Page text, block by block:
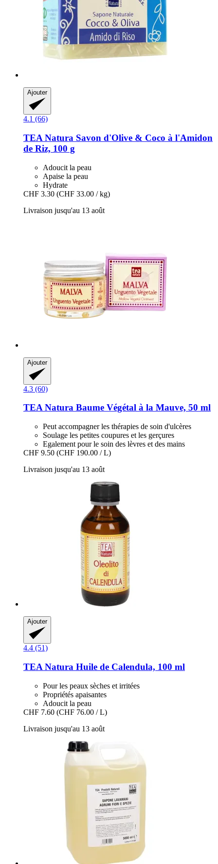
Ajouter
4.1 (66)
TEA Natura Savon d'Olive & Coco à l'Amidon
de Riz, 100 g
Adoucit la peau
Apaise la peau
Hydrate
CHF 3.30 (CHF 33.00 / kg)
Livraison jusqu'au 13 août
Ajouter
4.3 (60)
TEA Natura Baume Végétal à la Mauve, 50 ml
Peut accompagner les thérapies de soin d'ulcères
Soulage les petites coupures et les gerçures
Egalement pour le soin des lèvres et des mains
CHF 9.50 (CHF 190.00 / L)
Livraison jusqu'au 13 août
Ajouter
4.4 (51)
TEA Natura Huile de Calendula, 100 ml
Pour les peaux sèches et irritées
Propriétés apaisantes
Adoucit la peau
CHF 7.60 (CHF 76.00 / L)
Livraison jusqu'au 13 août